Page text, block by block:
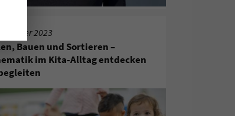
2023
Bauen und Sortieren –
im Kita-Alltag entdecken